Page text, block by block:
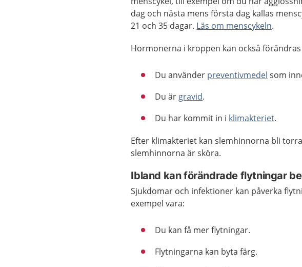
dag och nästa mens första dag kallas
21 och 35 dagar. Läs om menscykeln.
Hormonerna i kroppen kan också
Du använder preventivmedel som
Du är gravid.
Du har kommit in i klimakteriet.
Efter klimakteriet kan slemhinnorna bli
slemhinnorna är sköra.
Ibland kan förändrade flytningar
Sjukdomar och infektioner kan påverka
exempel vara:
Du kan få mer flytningar.
Flytningarna kan byta färg.